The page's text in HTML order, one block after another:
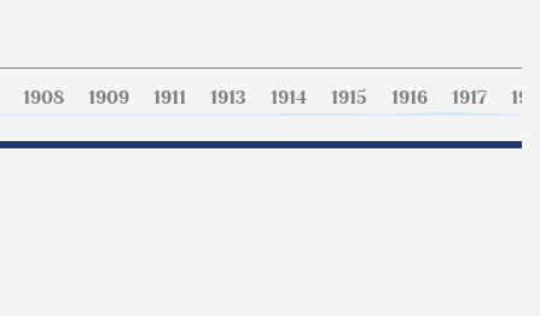
1908 1909 1911 1913 1914 1915 1916 1917